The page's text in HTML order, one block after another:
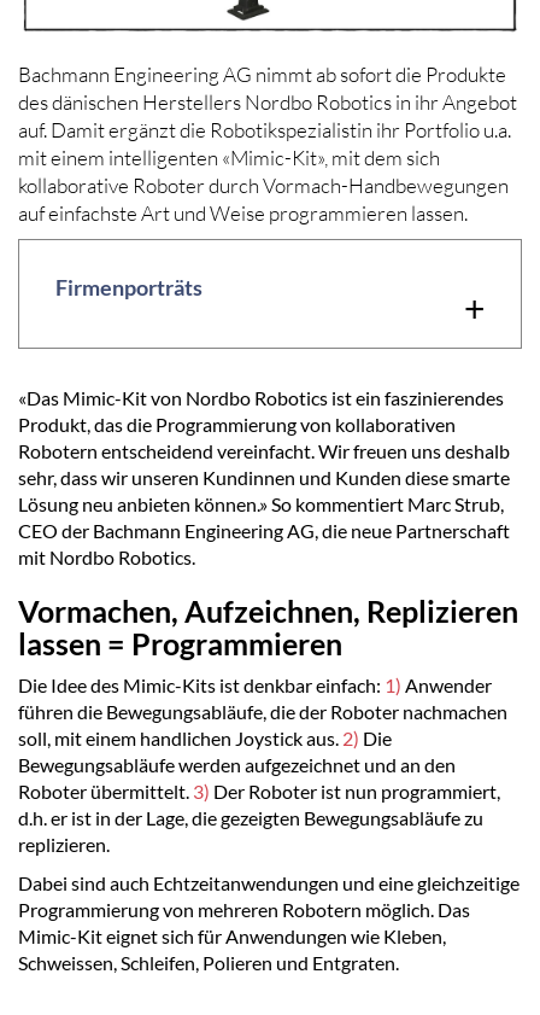
Bachmann Engineering AG nimmt ab sofort die Produkte
des dänischen Herstellers Nordbo Robotics in ihr Angebot
auf. Damit ergänzt die Robotikspezialistin ihr Portfolio u.a.
mit einem intelligenten «Mimic-Kit», mit dem sich
kollaborative Roboter durch Vormach-Handbewegungen
auf einfachste Art und Weise programmieren lassen.
+
Firmenporträts
«Das Mimic-Kit von Nordbo Robotics ist ein faszinierendes
Produkt, das die Programmierung von kollaborativen
Robotern entscheidend vereinfacht. Wir freuen uns deshalb
sehr, dass wir unseren Kundinnen und Kunden diese smarte
Lösung neu anbieten können.» So kommentiert Marc Strub,
CEO der Bachmann Engineering AG, die neue Partnerschaft
mit Nordbo Robotics.
Vormachen, Aufzeichnen, Replizieren
lassen = Programmieren
Die Idee des Mimic-Kits ist denkbar einfach: 1) Anwender
führen die Bewegungsabläufe, die der Roboter nachmachen
soll, mit einem handlichen Joystick aus. 2) Die
Bewegungsabläufe werden aufgezeichnet und an den
Roboter übermittelt. 3) Der Roboter ist nun programmiert,
d.h. er ist in der Lage, die gezeigten Bewegungsabläufe zu
replizieren.
Dabei sind auch Echtzeitanwendungen und eine gleichzeitige
Programmierung von mehreren Robotern möglich. Das
Mimic-Kit eignet sich für Anwendungen wie Kleben,
Schweissen, Schleifen, Polieren und Entgraten.